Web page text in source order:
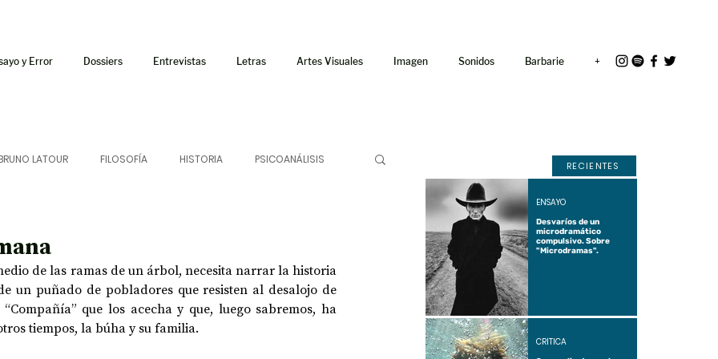
y Error Dossiers Entrevistas Letras Artes Visuales Imagen Sonidos Barbarie +
LATOUR FILOSOFÍA HISTORIA PSICOANÁLISIS
AUDIOTEXTO HÍBRIDOS CINE FICCIONES
de las ramas de un árbol, necesita narrar la historia
un puñado de pobladores que resisten al desalojo de
que los acecha y que, luego sabremos, ha
tiempos, la búha y su familia.
RECIENTES
Desvaríos de un
microdramático
compulsivo. Sobre
"Microdramas".
ENSAYO
CRÍTICA